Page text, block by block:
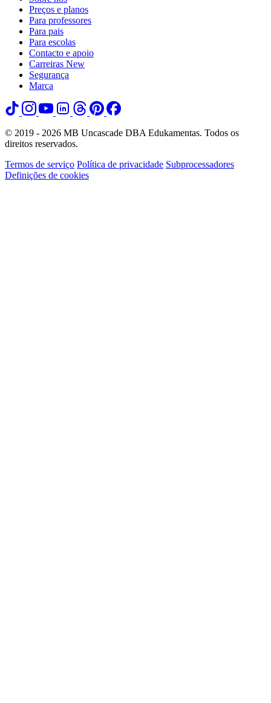
Preços e planos
Para professores
Para pais
Para escolas
Contacto e apoio
Carreiras New
Segurança
Marca
© 2019 - 2026 MB Uncascade DBA Edukamentas. Todos os
direitos reservados.
Termos de serviço Política de privacidade Subprocessadores
Definições de cookies